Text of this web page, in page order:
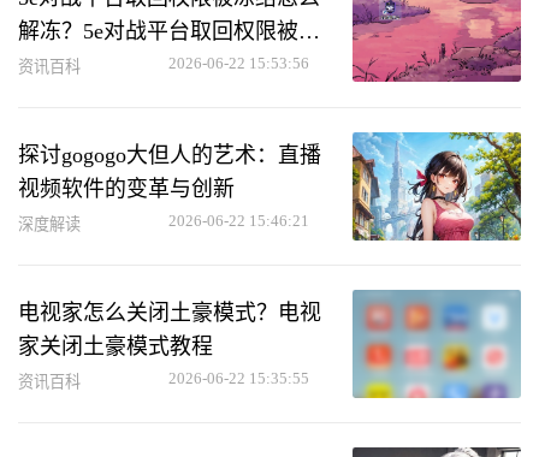
解冻？5e对战平台取回权限被冻
结解冻方法
资讯百科 2026-06-22 15:53:56
探讨gogogo大但人的艺术：直播
视频软件的变革与创新
深度解读 2026-06-22 15:46:21
电视家怎么关闭土豪模式？电视
家关闭土豪模式教程
资讯百科 2026-06-22 15:35:55